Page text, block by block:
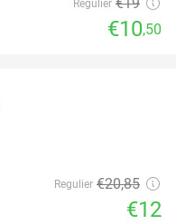
Regulier
€10,50
Regulier €20,85
€12